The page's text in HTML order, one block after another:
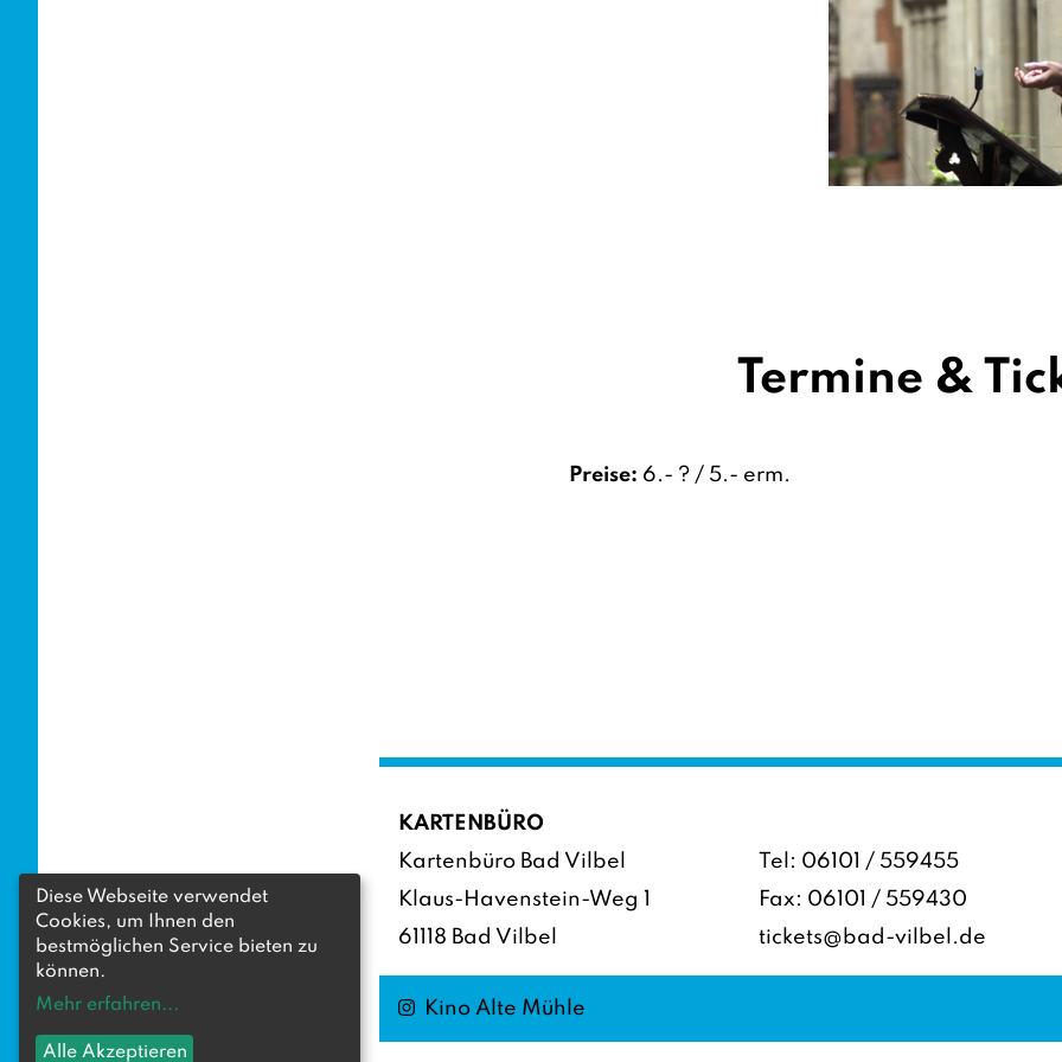
Termine &
Preise: 6.- ? / 5.- erm.
KARTENBÜRO
Kartenbüro Bad Vilbel
Klaus-Havenstein-Weg 1
61118 Bad Vilbel
Tel: 06101 / 559455
Fax: 06101 / 559430
tickets@bad-vilbel.de
Instagram
Kino Alte Mühle
Diese Webseite verwendet
Cookies, um Ihnen den
bestmöglichen Service bieten zu
können.
Mehr erfahren...
Alle Akzeptieren